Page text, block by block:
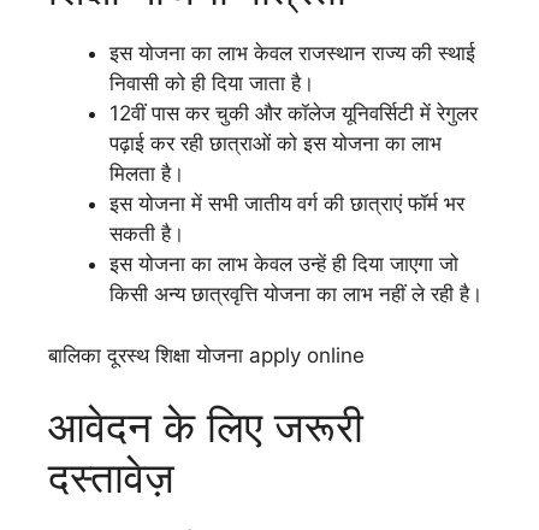
इस योजना का लाभ केवल राजस्थान राज्य की स्थाई
निवासी को ही दिया जाता है।
12वीं पास कर चुकी और कॉलेज यूनिवर्सिटी में रेगुलर
पढ़ाई कर रही छात्राओं को इस योजना का लाभ
मिलता है।
इस योजना में सभी जातीय वर्ग की छात्राएं फॉर्म भर
सकती है।
इस योजना का लाभ केवल उन्हें ही दिया जाएगा जो
किसी अन्य छात्रवृत्ति योजना का लाभ नहीं ले रही है।
बालिका दूरस्थ शिक्षा योजना apply online
आवेदन के लिए जरूरी
दस्तावेज़